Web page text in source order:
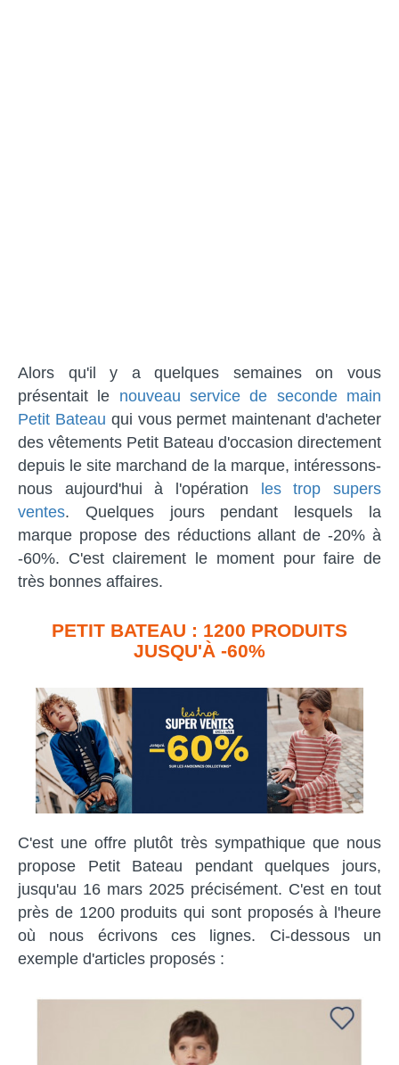
Alors qu'il y a quelques semaines on vous
présentait le nouveau service de seconde main
Petit Bateau qui vous permet maintenant d'acheter
des vêtements Petit Bateau d'occasion directement
depuis le site marchand de la marque, intéressons-
nous aujourd'hui à l'opération
les trop supers
ventes. Quelques jours pendant lesquels la
marque propose des réductions allant de -20% à
-60%. C'est clairement le moment pour faire de
très bonnes affaires.
PETIT BATEAU : 1200 PRODUITS
JUSQU'À -60%
C'est une offre plutôt très sympathique que nous
propose Petit Bateau pendant quelques jours,
jusqu'au 16 mars 2025 précisément. C'est en tout
près de 1200 produits qui sont proposés à l'heure
où nous écrivons ces lignes. Ci-dessous un
exemple d'articles proposés :